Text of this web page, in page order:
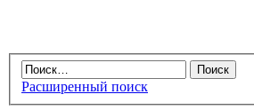
Расширенный поиск